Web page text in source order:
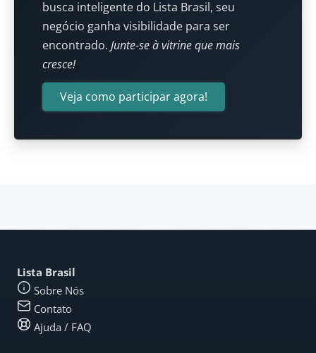
busca inteligente do Lista Brasil, seu
negócio ganha visibilidade para ser
encontrado. Junte-se à vitrine que mais
cresce!
Veja como participar agora!
Lista Brasil
Sobre Nós
Contato
Ajuda / FAQ